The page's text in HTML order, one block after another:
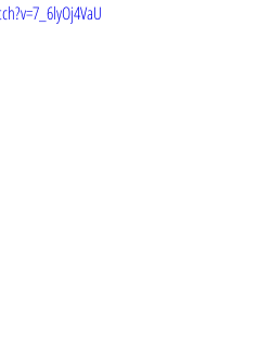
Онлайн доктор